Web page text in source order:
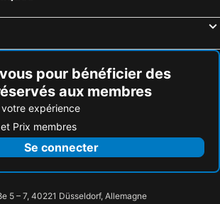
pour bénéficier des
aux membres
votre expérience
Prix membres
Se connecter
5 – 7, 40221 Düsseldorf, Allemagne